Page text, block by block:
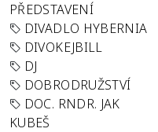
PŘEDSTAVENÍ
DIVADLO HYBERNIA
DIVOKEJBILL
DJ
DOBRODRUŽSTVÍ
DOC. RNDR. JAK
KUBEŠ